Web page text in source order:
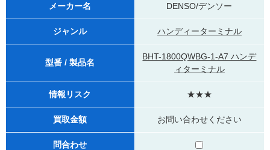
メーカー名 DENSO/デンソー
ジャンル ハンディーターミナル
型番 / 製品名
BHT-1800QWBG-1-A7 ハンデ
ィターミナル
情報リスク ★★★
買取金額 お問い合わせください
問合わせ